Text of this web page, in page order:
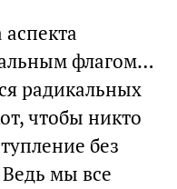
флагом…
радикальных
чтобы никто
без
Ведь мы все